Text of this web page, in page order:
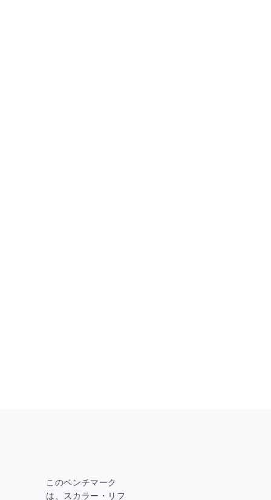
このベンチマーク
は、スカラー・リフ